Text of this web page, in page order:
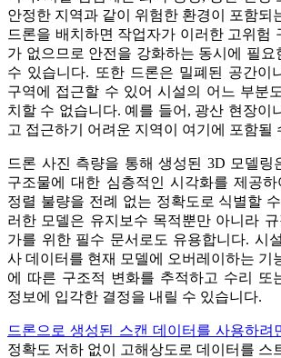
안정한 지역과 같이 위험한 환경이 포함되
드론을 배치하면 작업자가 이러한 고위험
가 없으므로 안전을 강화하는 동시에 필요
수 있습니다. 또한 드론은 밀폐된 공간이
구역에 접근할 수 있어 시설의 어느 부분
치할 수 없습니다. 예를 들어, 광산 현장이
고 접근하기 어려운 지역이 여기에 포함될
드론 사진 측량을 통해 생성된 3D 모델링
구조물에 대한 심층적인 시각화를 제공
정렬 불량을 전례 없는 정확도로 식별할
러한 모델은 유지보수 목적뿐만 아니라
가를 위한 필수 문서로도 유용합니다. 시
사 데이터를 현재 모델에 오버레이하는 기
에 따른 구조적 변화를 추적하고 수리 또
정보에 입각한 결정을 내릴 수 있습니다.
드론으로 생성된 스캔 데이터를 사용하려
정확도 저하 없이 고해상도로 데이터를 스